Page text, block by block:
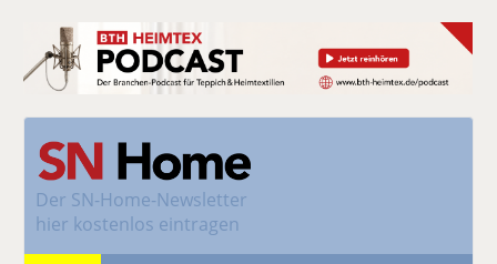
Der SN-Home-Newsletter
hier kostenlos eintragen